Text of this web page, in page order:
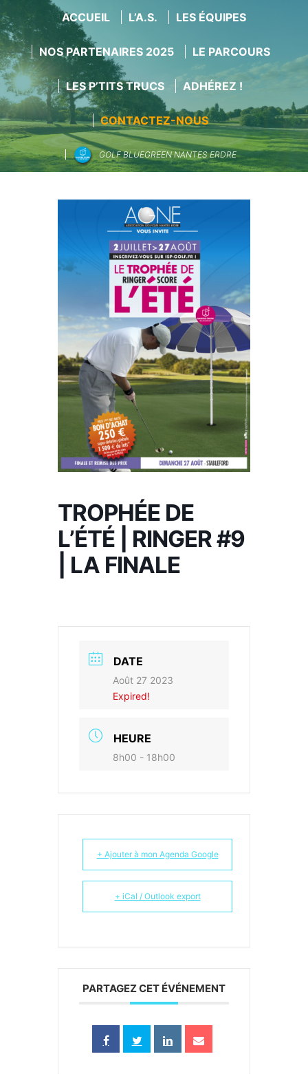
ACCUEIL L’A.S. LES ÉQUIPES
NOS PARTENAIRES 2025 LE PARCOURS
LES P’TITS TRUCS ADHÉREZ !
CONTACTEZ-NOUS
GOLF BLUEGREEN NANTES ERDRE
TROPHÉE DE
L’ÉTÉ | RINGER #9
| LA FINALE
DATE
Août 27 2023
Expired!
HEURE
8h00 - 18h00
+ Ajouter à mon Agenda Google
+ iCal / Outlook export
PARTAGEZ CET ÉVÉNEMENT